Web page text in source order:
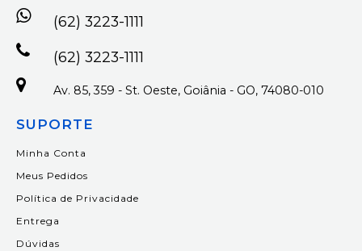
(62) 3223-1111
(62) 3223-1111
Av. 85, 359 - St. Oeste, Goiânia - GO, 74080-010
SUPORTE
Minha Conta
Meus Pedidos
Política de Privacidade
Entrega
Dúvidas